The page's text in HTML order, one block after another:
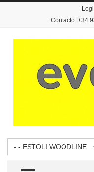
Contacto: +34
- - ESTOLI WOODLINE